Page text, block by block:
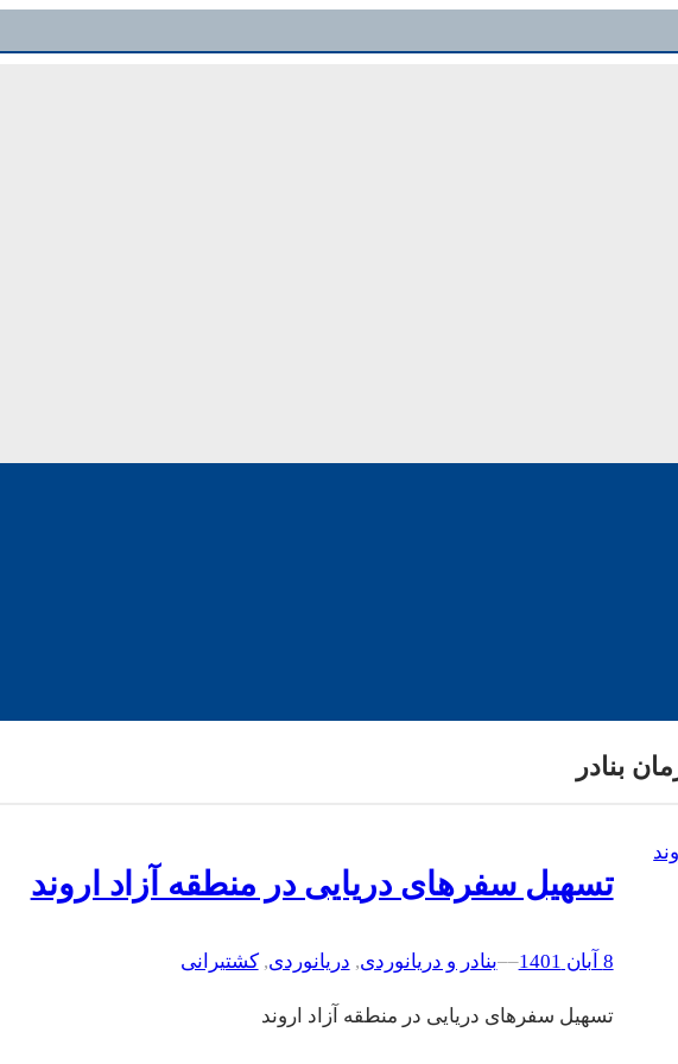
بنادر
تسهیل سفرهای دریایی در منطقه آزاد اروند
8 آبان 1401 –
–بنادر و دریانوردی, دریانوردی, کشتیرانی
تسهیل سفرهای دریایی در منطقه آزاد اروند